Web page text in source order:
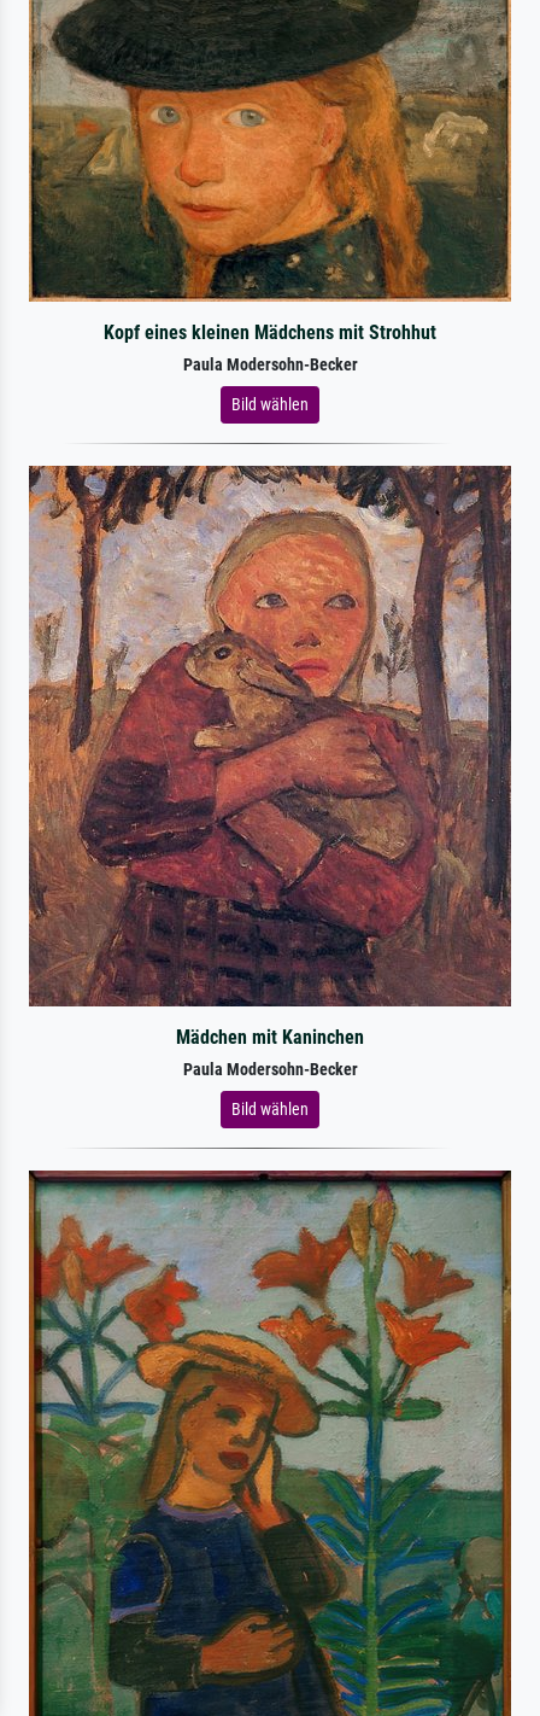
Kopf eines kleinen Mädchens mit Strohhut
Paula Modersohn-Becker
Bild wählen
Mädchen mit Kaninchen
Paula Modersohn-Becker
Bild wählen